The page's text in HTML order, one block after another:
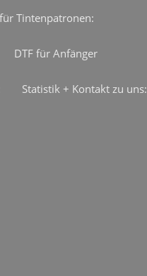
Tintenpatronen:
DTF für Anfänger
Statistik + Kontakt zu uns: